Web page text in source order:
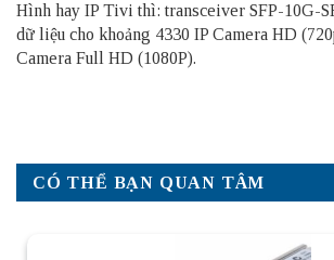
Hình hay IP Tivi thì: transceiver SFP-10G-
dữ liệu cho khoảng 4330 IP Camera HD
Camera Full HD (1080P).
CÓ THỂ BẠN QUAN TÂM